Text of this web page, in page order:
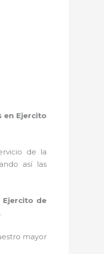
en Ejercito
de la
así las
Ejercito de
mayor